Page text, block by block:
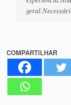
COMPARTILHAR